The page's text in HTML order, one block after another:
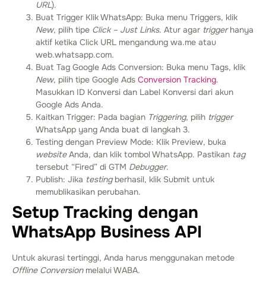
URL).
Buat Trigger Klik WhatsApp: Buka menu Triggers, klik
New, pilih tipe Click – Just Links. Atur agar triggerhanya
aktif ketika Click URL mengandung wa.me atau
web.whatsapp.com.
Buat Tag Google Ads Conversion: Buka menu Tags, klik
New, pilih tipe Google Ads Conversion Tracking.
Masukkan ID Konversi dan Label Konversi dari akun
Google Ads Anda.
Kaitkan Trigger: Pada bagian Triggering, pilih trigger
WhatsApp yang Anda buat di langkah 3.
Testing dengan Preview Mode: Klik Preview, buka
websiteAnda, dan klik tombol WhatsApp. Pastikan tag
tersebut “Fired” di GTM Debugger.
Publish: Jika testingberhasil, klik Submit untuk
memublikasikan perubahan.
Setup Tracking dengan
WhatsApp Business API
Untuk akurasi tertinggi, Anda harus menggunakan metode
Offline Conversionmelalui WABA.